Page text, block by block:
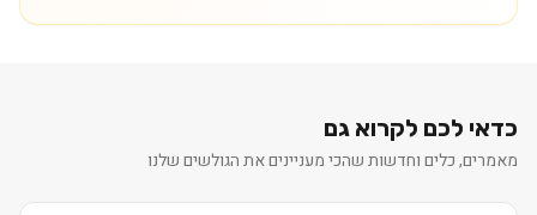
כדאי לכם לקרוא גם
מאמרים, כלים וחדשות שהכי מעניינים את הגולשים שלנו